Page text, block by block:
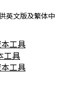
英文版及繁体中
本工具
工具
本工具